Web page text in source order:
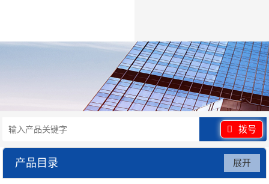
拨号
产品目录 展开